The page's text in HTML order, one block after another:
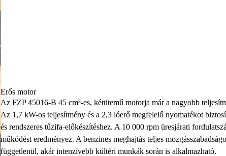
Erős motor
Az FZP 45016-B 45 cm³-es, kétütemű motorja már a nagyobb
Az 1,7 kW-os teljesítmény és a 2,3 lóerő megfelelő nyomatékot
és rendszeres tűzifa-előkészítéshez. A 10 000 rpm üresjárati
működést eredményez. A benzines meghajtás teljes
függetlenül, akár intenzívebb kültéri munkák során is alkalmazható.